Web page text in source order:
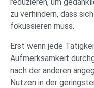
reduzieren, um
zu verhindern, dass
fokussieren muss.
Erst wenn jede
Aufmerksamkeit
nach der anderen
Nutzen in der